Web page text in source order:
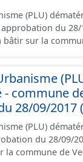
création de ces
documents
de vue
(PLU)
du 28/12/
sur la
administratives, le
le règlement
les annexes, les
données
la création de ces
documents
de vue
commune
28/09/2017
(PLU)
du 28/09/2017. Ce lot
commune de